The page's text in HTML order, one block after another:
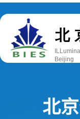
Beijing
双击此处添加文字
北
北